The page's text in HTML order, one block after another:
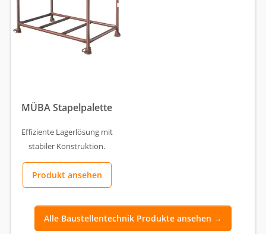
MÜBA Stapelpalette
Effiziente Lagerlösung mit
stabiler Konstruktion.
Produkt ansehen
Alle Baustellentechnik Produkte ansehen →